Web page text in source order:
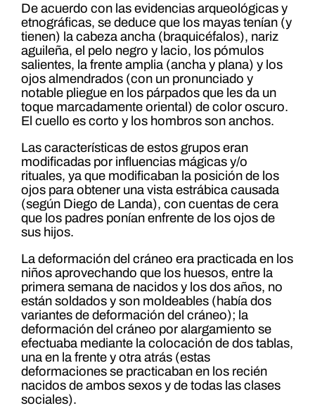
De acuerdo con las evidencias arqueológicas y
etnográficas, se deduce que los mayas tenían (y
tienen) la cabeza ancha (braquicéfalos), nariz
aguileña, el pelo negro y lacio, los pómulos
salientes, la frente amplia (ancha y plana) y los
ojos almendrados (con un pronunciado y
notable pliegue en los párpados que les da un
toque marcadamente oriental) de color oscuro.
El cuello es corto y los hombros son anchos.
Las características de estos grupos eran
modificadas por influencias mágicas y/o
rituales, ya que modificaban la posición de los
ojos para obtener una vista estrábica causada
(según Diego de Landa), con cuentas de cera
que los padres ponían enfrente de los ojos de
sus hijos.
La deformación del cráneo era practicada en los
niños aprovechando que los huesos, entre la
primera semana de nacidos y los dos años, no
están soldados y son moldeables (había dos
variantes de deformación del cráneo); la
deformación del cráneo por alargamiento se
efectuaba mediante la colocación de dos tablas,
una en la frente y otra atrás (estas
deformaciones se practicaban en los recién
nacidos de ambos sexos y de todas las clases
sociales).